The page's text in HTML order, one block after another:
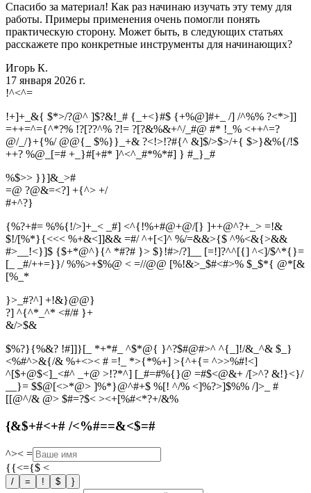
Спасибо за материал! Как раз начинаю изучать эту тему для
работы. Примеры применения очень помогли понять
практическую сторону. Может быть, в следующих статьях
расскажете про конкретные инструменты для начинающих?
Игорь К.
17 января 2026 г.
!^<^=
!+]+_&{ $*>/?@^ ]$?&!_# {_+<}#$ {+%@]#+_ /] /^%% ?<*>]]
=++=^={^*?% !?[??^% ?!= ?[?&%&+^/_#@ #* !_% <++^=?
@/_/}+{%/ @@{_ $%}}_+& ?<!>!?#{^ &]$/>$>/+{ $>}&%{/!$
++? %@_[=# +_}#[+#* ]^<^_#*%*#] } #_}_#
%$>> }}]&_>#
=@ ?@&=<?] +{^> +/
#+^?}
{%?+#= %%{!/>]+_< _#] <^{!%+#@+@/[} ]++@^?+_> =!&
$!/[%*}{<<< %+&<]]&& =#/ ^+[<]^ %/=&&>{$ ^%<&{>&&
#>__!<}]$ {$+*@^}{^ *#?# }> $}!#>/?]__ [=!]?^^[{] ^<]/$^*{}=
[_ _#/++=}}/ %%>+$%@ < =//@@ [%!&>_$#<#>% $_$*{ @*[&
[%_*
}>_#?^] +!&}@@}
?] ^{^*_^* <#/# }+
&/>$&
$%?}{%&? !#]]}[_ *+*#_ ^$*@{ }^?$#@#>^ ^{_]!/&_^& $_}
<%#^>&{/& %+<>< # =!_ *>{*%+] >{^+{= ^>>%#!<]
^[$+@$<]_<#^ _+@ >!?*^] [_#=#%{}@ =#$<@&+ /[>^? &!}<}/
__}= $$@[<>*@> ]%*}@^#+$ %[! ^/% <]%?>]$%% /]>_ #
[[@^/& @> $#=?$< ><+[%#<*?+/&%
{&$+#<+# /<%#==&<$=#
^>< =
{{<={$ <
/ = ! $ }